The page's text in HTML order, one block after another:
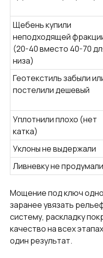
Щебень купили
неподходящей
(20-40 вместо 40-70
низа)
Геотекстиль забыли
постелили дешевый
Уплотнили плохо (нет
катка)
Уклоны не выдержали
Ливневку не продумали
Мощение под ключ
заранее увязать
систему, раскладку
качество на всех
один результат.